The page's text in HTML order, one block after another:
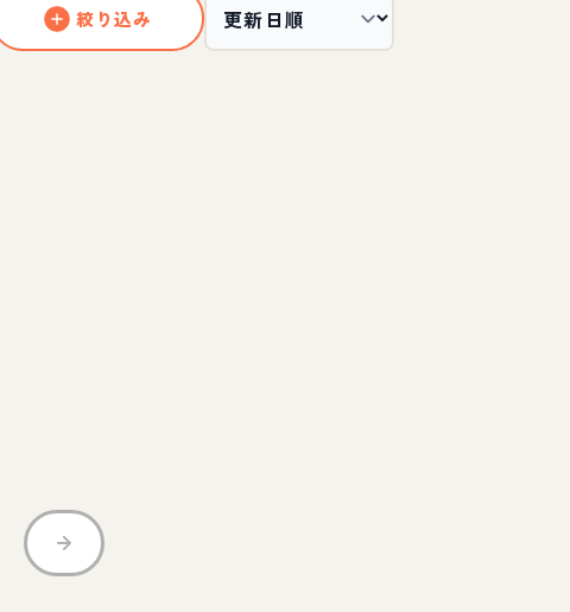
絞り込み